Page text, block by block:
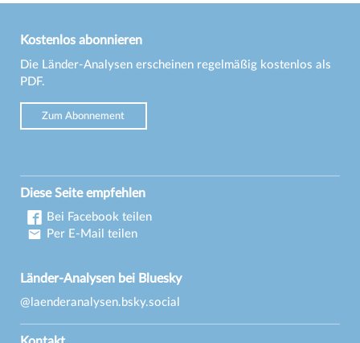
Kostenlos abonnieren
Die Länder-Analysen erscheinen regelmäßig kostenlos als
PDF.
Zum Abonnement
Diese Seite empfehlen
Bei Facebook teilen
Per E-Mail teilen
Länder-Analysen bei Bluesky
@laenderanalysen.bsky.social